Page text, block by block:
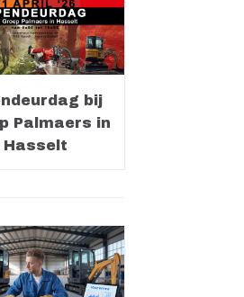
bij
Palmaers in
Hasselt